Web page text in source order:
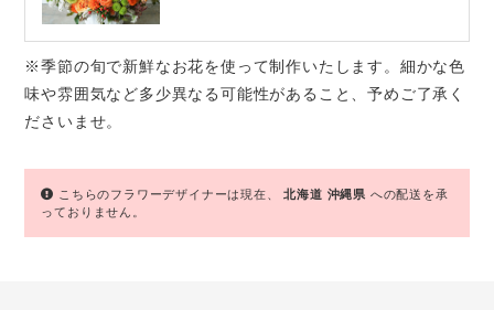
※季節の旬で新鮮なお花を使って制作いたします。細かな色
味や雰囲気など多少異なる可能性があること、予めご了承く
ださいませ。
こちらのフラワーデザイナーは現在、北海道 沖縄県 への配送を承
っておりません。